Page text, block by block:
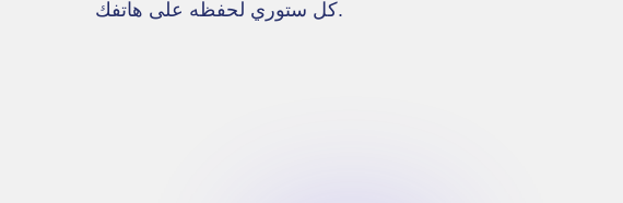
كل ستوري لحفظه على هاتفك.